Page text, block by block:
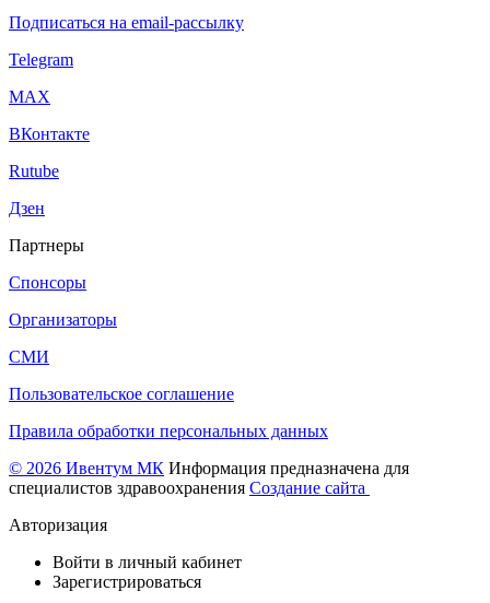
Подписаться на email-рассылку
Telegram
МАХ
ВКонтакте
Rutube
Дзен
Партнеры
Спонсоры
Организаторы
СМИ
Пользовательское соглашение
Правила обработки персональных данных
© 2026 Ивентум МК Информация предназначена для
специалистов здравоохранения Создание сайта
Авторизация
Войти в личный кабинет
Зарегистрироваться